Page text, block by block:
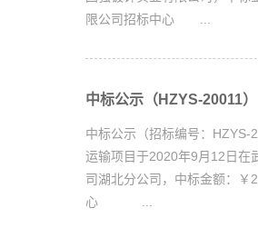
限公司招标中心 ...
中标公示（HZYS-20011）
中标公示（招标编号：HZYS-
运输项目于2020年9月12日在
司湖北分公司，中标金额：￥
心 ...